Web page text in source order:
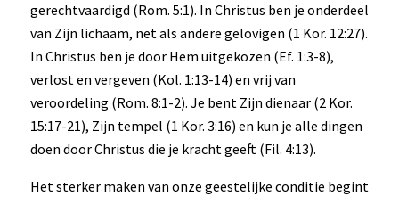
gerechtvaardigd (Rom. 5:1). In Christus ben je onderdeel
van Zijn lichaam, net als andere gelovigen (1 Kor. 12:27).
In Christus ben je door Hem uitgekozen (Ef. 1:3-8),
verlost en vergeven (Kol. 1:13-14) en vrij van
veroordeling (Rom. 8:1-2). Je bent Zijn dienaar (2 Kor.
15:17-21), Zijn tempel (1 Kor. 3:16) en kun je alle dingen
doen door Christus die je kracht geeft (Fil. 4:13).
Het sterker maken van onze geestelijke conditie begint